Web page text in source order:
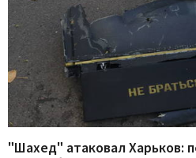
"Шахед" атаковал Харьков: